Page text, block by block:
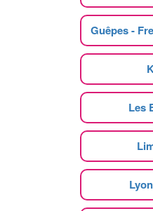
Guêpes -
Les